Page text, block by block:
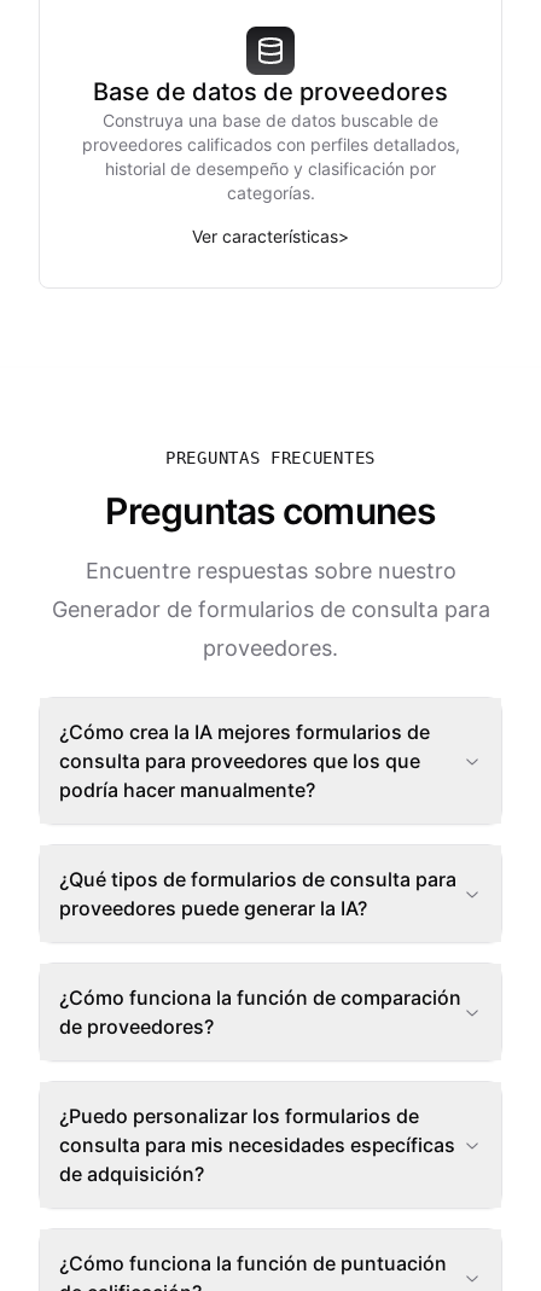
Base de datos de proveedores
Construya una base de datos buscable de
proveedores calificados con perfiles detallados,
historial de desempeño y clasificación por
categorías.
Ver características>
PREGUNTAS FRECUENTES
Preguntas comunes
Encuentre respuestas sobre nuestro
Generador de formularios de consulta para
proveedores.
¿Cómo crea la IA mejores formularios de
consulta para proveedores que los que
podría hacer manualmente?
¿Qué tipos de formularios de consulta para
proveedores puede generar la IA?
¿Cómo funciona la función de comparación
de proveedores?
¿Puedo personalizar los formularios de
consulta para mis necesidades específicas
de adquisición?
¿Cómo funciona la función de puntuación